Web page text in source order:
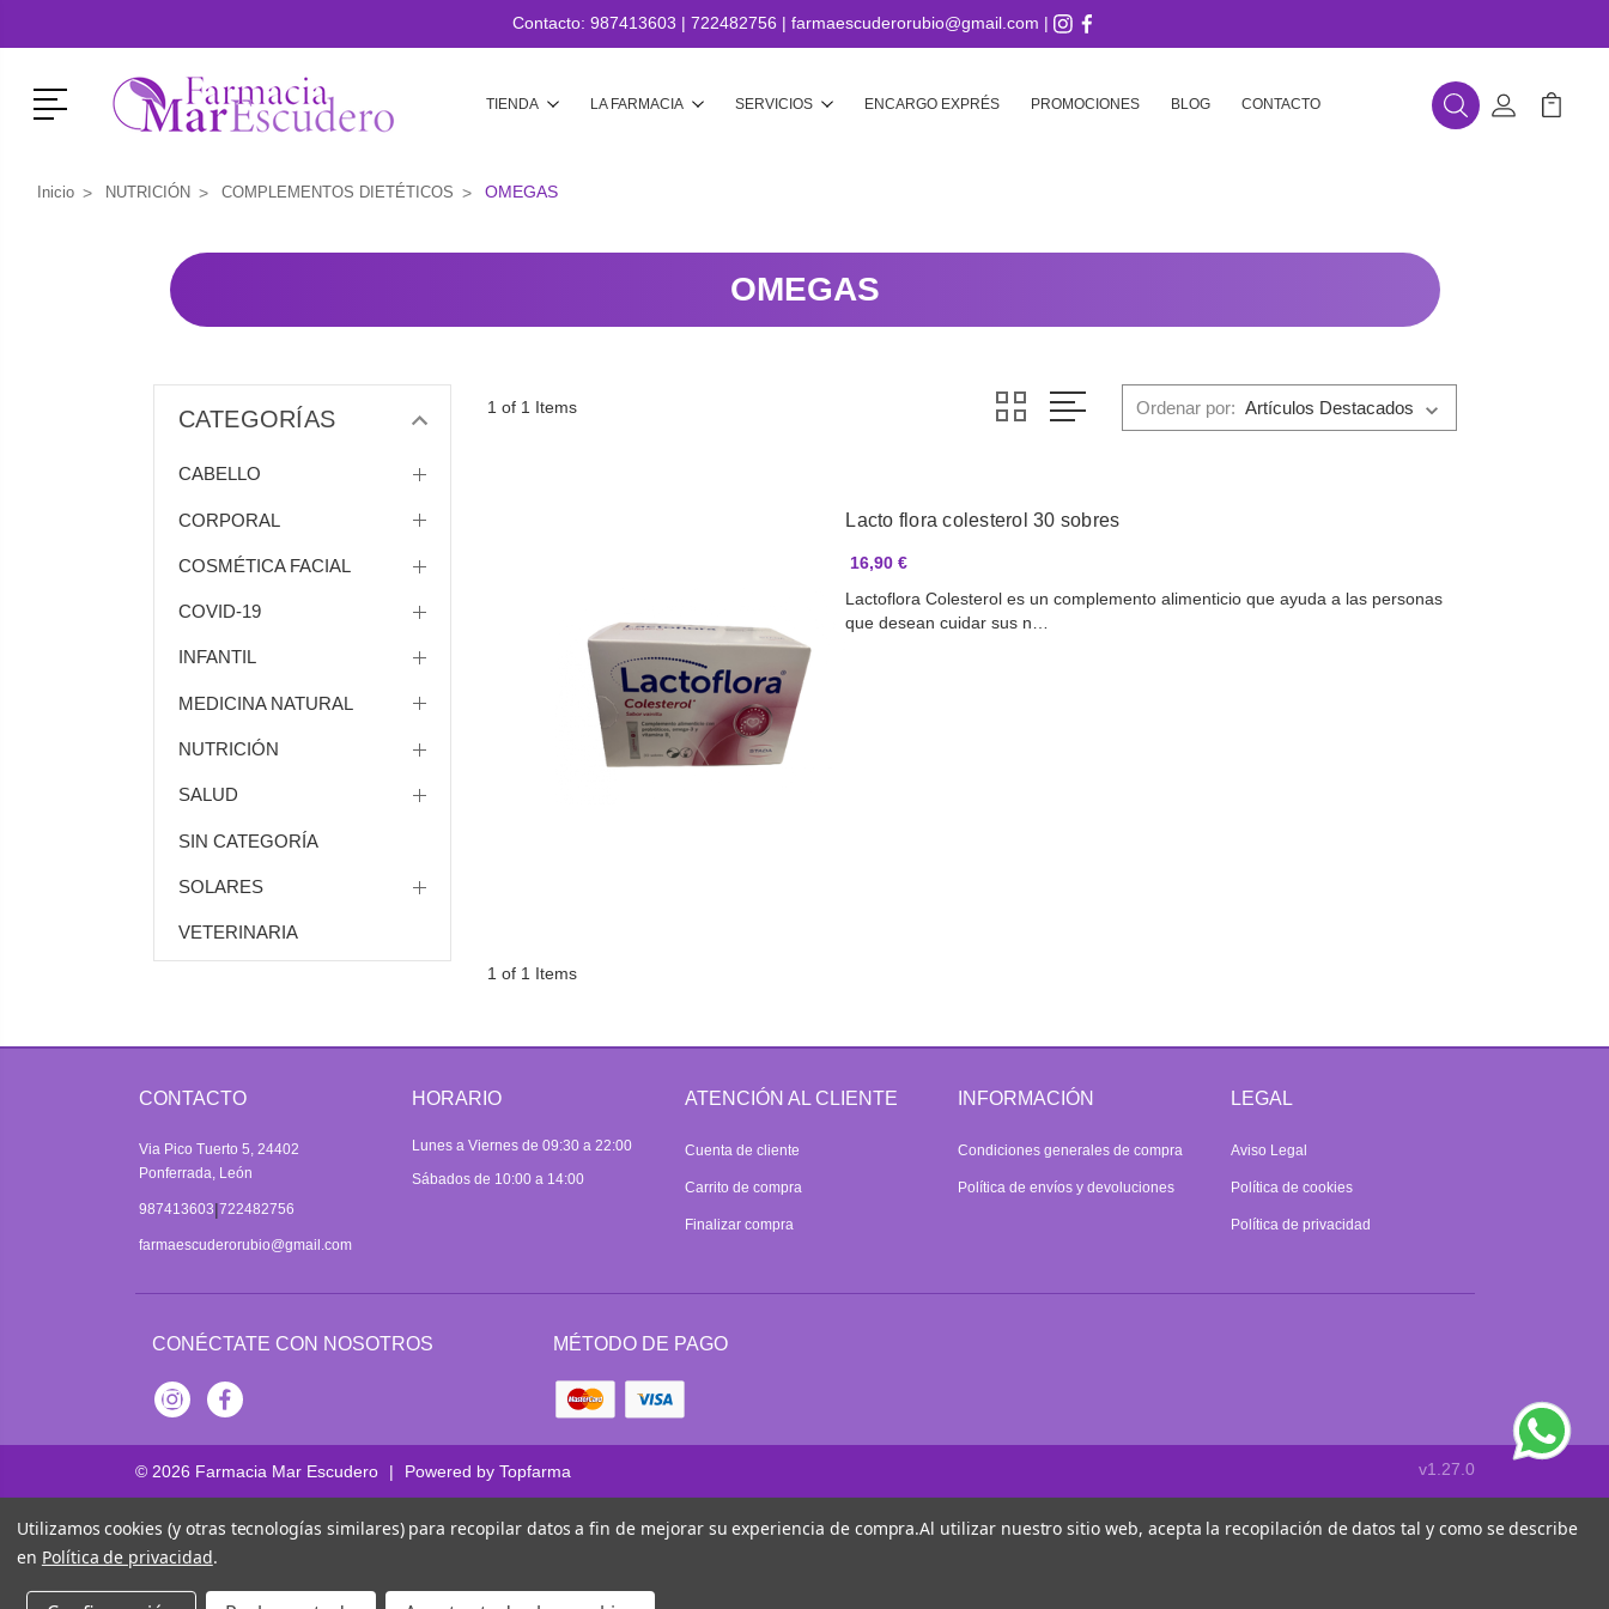
Contacto: 987413603 | 722482756 | farmaescuderorubio@gmail.com |
Menú TIENDA LA FARMACIA SERVICIOS ENCARGO EXPRÉS PROMOCIONES BLOG CONTACTO BuscarMi Cuenta
Mi
Inicio NUTRICIÓN COMPLEMENTOS DIETÉTICOS OMEGAS
OMEGAS
CATEGORÍAS
CABELLO
CORPORAL
COSMÉTICA FACIAL
COVID-19
INFANTIL
MEDICINA NATURAL
NUTRICIÓN
SALUD
SIN CATEGORÍA
SOLARES
VETERINARIA
1 of 1 Items Ordenar por:
Lacto flora colesterol 30 sobres
16,90 €
Lactoflora Colesterol es un complemento alimenticio que ayuda a las personas
que desean cuidar sus n…
1 of 1 Items
CONTACTO
Via Pico Tuerto 5, 24402
Ponferrada, León
987413603|722482756
farmaescuderorubio@gmail.com
HORARIO
Lunes a Viernes de 09:30 a 22:00
Sábados de 10:00 a 14:00
ATENCIÓN AL CLIENTE
Cuenta de cliente
Carrito de compra
Finalizar compra
INFORMACIÓN
Condiciones generales de compra
Política de envíos y devoluciones
LEGAL
Aviso Legal
Política de cookies
Política de privacidad
CONÉCTATE CON NOSOTROS
InstagramFacebook
MÉTODO DE PAGO
© 2026 Farmacia Mar Escudero | Powered by Topfarma v1.27.0
Utilizamos cookies (y otras tecnologías similares) para recopilar datos a fin de mejorar su experiencia de compra.Al utilizar nuestro sitio web, acepta la recopilación de datos tal y como se describe
en Política de privacidad.